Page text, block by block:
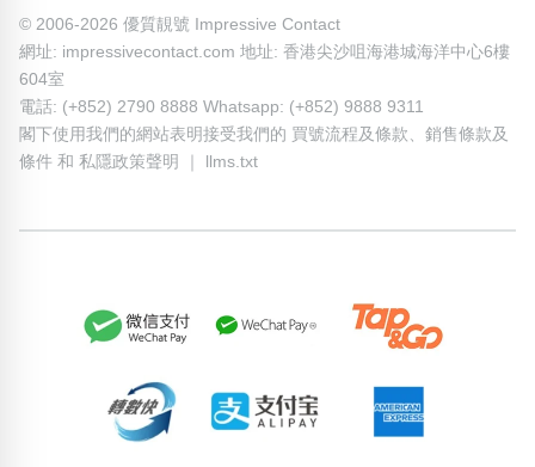
© 2006-2026 優質靚號 Impressive Contact
網址: impressivecontact.com 地址: 香港尖沙咀海港城海洋中心6樓
604室
電話: (+852) 2790 8888 Whatsapp: (+852) 9888 9311
閣下使用我們的網站表明接受我們的 買號流程及條款
銷售條款及
條件 和 私隱政策聲明 llms.txt